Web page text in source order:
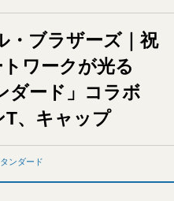
・ブラザーズ｜祝
ワークが光る
ダード」コラボ
T、キャップ
ンダード